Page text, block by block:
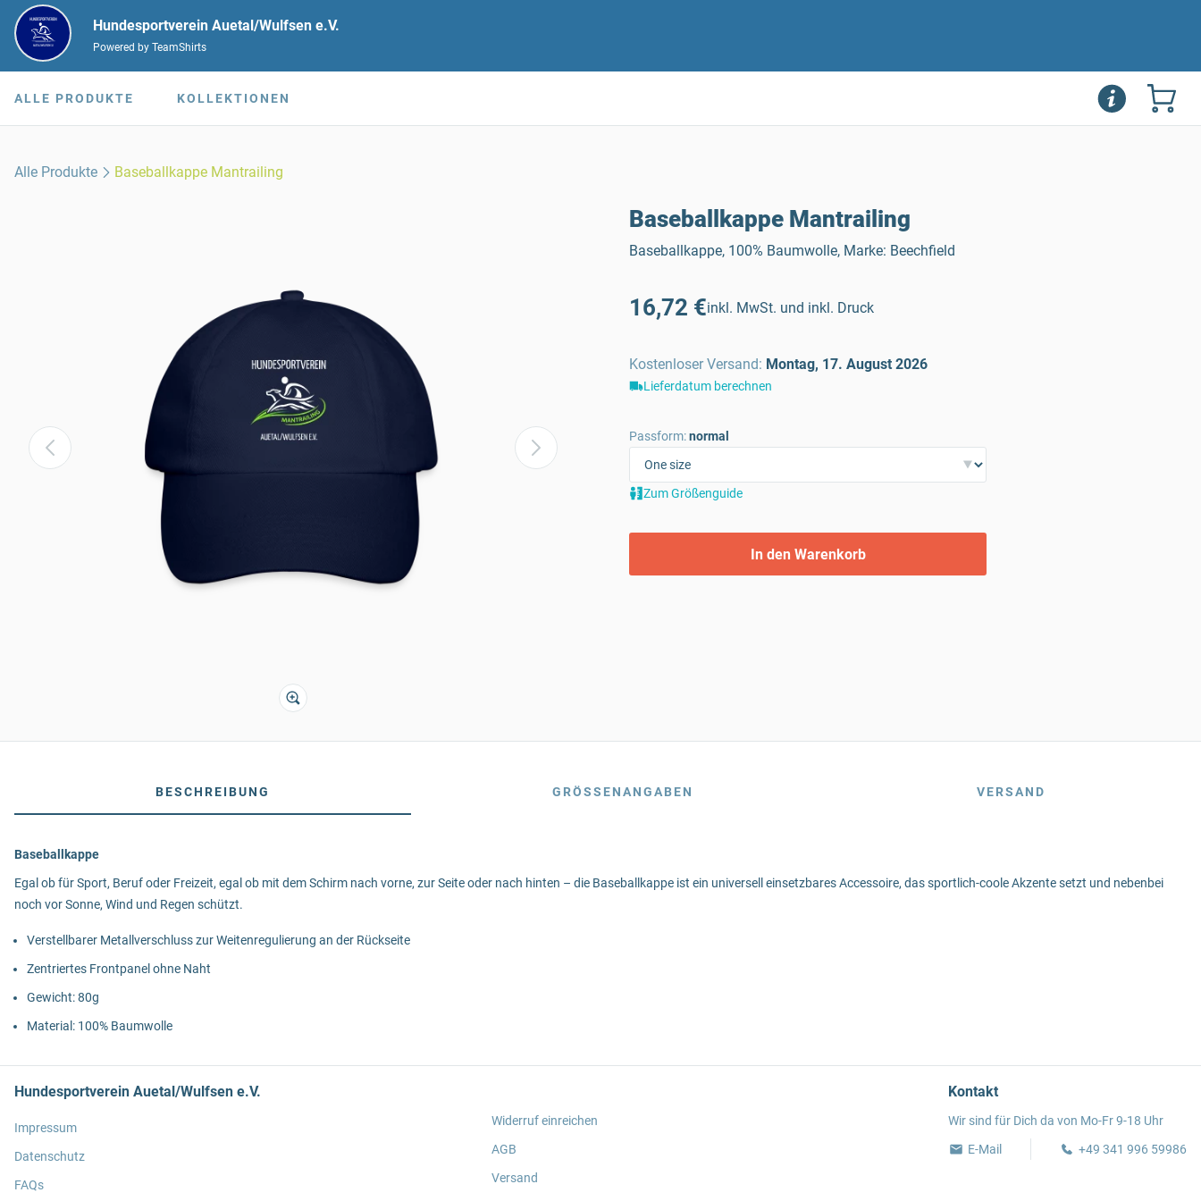
Hundesportverein Auetal/Wulfsen e.V.
Powered by TeamShirts
ALLE PRODUKTE KOLLEKTIONEN
Alle Produkte Baseballkappe Mantrailing
Baseballkappe Mantrailing
Baseballkappe, 100% Baumwolle, Marke: Beechfield
16,72 €inkl. MwSt. und inkl. Druck
Kostenloser Versand: Montag, 17. August 2026
Lieferdatum berechnen
Passform:normal
Zum Größenguide
In den Warenkorb
BESCHREIBUNG GRÖSSENANGABEN VERSAND
Baseballkappe
Egal ob für Sport, Beruf oder Freizeit, egal ob mit dem Schirm nach vorne, zur Seite oder nach hinten – die Baseballkappe ist ein universell einsetzbares Accessoire, das sportlich-coole Akzente setzt und nebenbei
noch vor Sonne, Wind und Regen schützt.
Verstellbarer Metallverschluss zur Weitenregulierung an der Rückseite
Zentriertes Frontpanel ohne Naht
Gewicht: 80g
Material: 100% Baumwolle
Hundesportverein Auetal/Wulfsen e.V.
Impressum
Datenschutz
FAQs
Widerruf einreichen
AGB
Versand
Kontakt
Wir sind für Dich da von Mo-Fr 9-18 Uhr
E-Mail
+49 341 996 59986